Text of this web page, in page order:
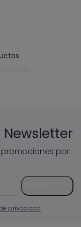
por
privacidad